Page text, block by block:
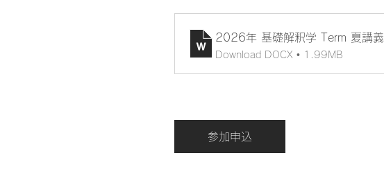
2026年 基礎解釈学 Term 夏講義
Download DOCX • 1.99MB
参加申込